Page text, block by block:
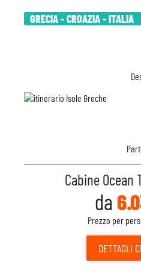
GRECIA - CROAZIA - ITALIA
Cabine Ocean
da
Prezzo per
DETTAGLI